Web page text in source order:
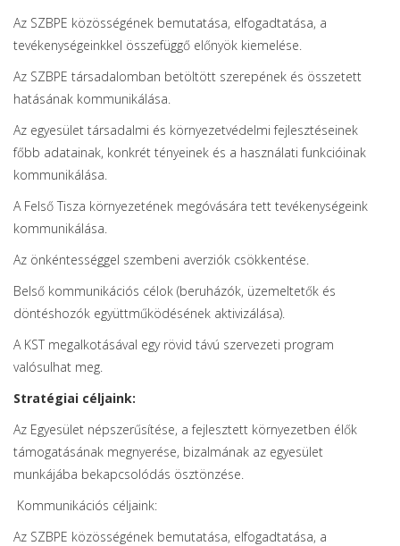
Az SZBPE közösségének bemutatása, elfogadtatása, a
tevékenységeinkkel összefüggő előnyök kiemelése.
Az SZBPE társadalomban betöltött szerepének és összetett
hatásának kommunikálása.
Az egyesület társadalmi és környezetvédelmi fejlesztéseinek
főbb adatainak, konkrét tényeinek és a használati funkcióinak
kommunikálása.
A Felső Tisza környezetének megóvására tett tevékenységeink
kommunikálása.
Az önkéntességgel szembeni averziók csökkentése.
Belső kommunikációs célok (beruházók, üzemeltetők és
döntéshozók együttműködésének aktivizálása).
A KST megalkotásával egy rövid távú szervezeti program
valósulhat meg.
Stratégiai céljaink:
Az Egyesület népszerűsítése, a fejlesztett környezetben élők
támogatásának megnyerése, bizalmának az egyesület
munkájába bekapcsolódás ösztönzése.
Kommunikációs céljaink:
Az SZBPE közösségének bemutatása, elfogadtatása, a